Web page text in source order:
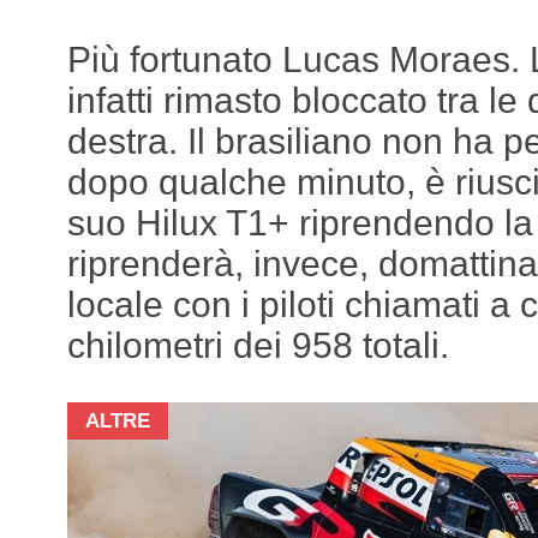
Più fortunato Lucas Moraes.
infatti rimasto bloccato tra le
destra. Il brasiliano non ha
dopo qualche minuto, è
suo Hilux T1+ riprendendo
riprenderà, invece,
locale con i piloti chiamati a
chilometri dei 958 totali.
ALTRE